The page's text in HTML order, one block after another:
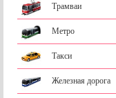
Трамваи
Метро
Такси
Железная дорога